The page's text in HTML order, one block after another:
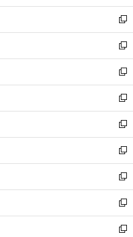
開
く
ウ
で
開
く
ン
ド
ウ
で
開
く
新
し
い
ウ
ィ
ン
ド
ウ
で
開
く
新
し
い
ウ
ィ
ン
ド
ウ
で
開
く
新
し
い
ウ
ィ
ン
ド
ウ
で
開
く
新
し
い
ウ
ィ
ン
ド
ウ
で
開
く
新
し
い
ウ
ィ
ン
ド
ウ
で
新
し
い
ウ
ィ
ン
ド
新
し
い
ウ
ィ
新
し
い
新